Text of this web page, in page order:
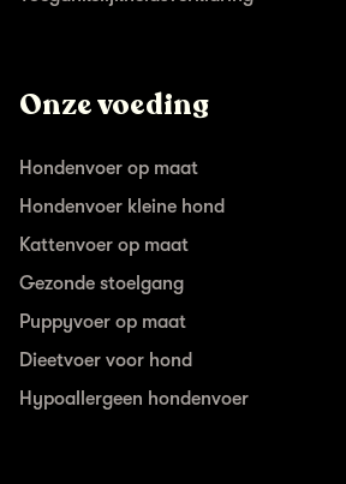
Onze voeding
Hondenvoer op maat
Hondenvoer kleine hond
Kattenvoer op maat
Gezonde stoelgang
Puppyvoer op maat
Dieetvoer voor hond
Hypoallergeen hondenvoer